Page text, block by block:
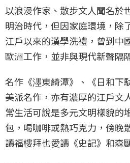
以浪漫作家、散步文人聞名於
明治時代，但因家庭環境，除
江戶以來的漢學洗禮，曾到中
歐洲工作，並非與現代新聲隔
名作《濹東綺潭》、《日和下
美派名作，亦有濃厚的江戶文
常生活可說是多元文明樣貌的
包，喝咖啡或熱巧克力，傍晚
讀福樓拜也愛讀《史記》和森